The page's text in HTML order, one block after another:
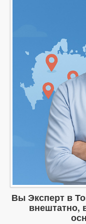
Вы Эксперт в
внештатно,